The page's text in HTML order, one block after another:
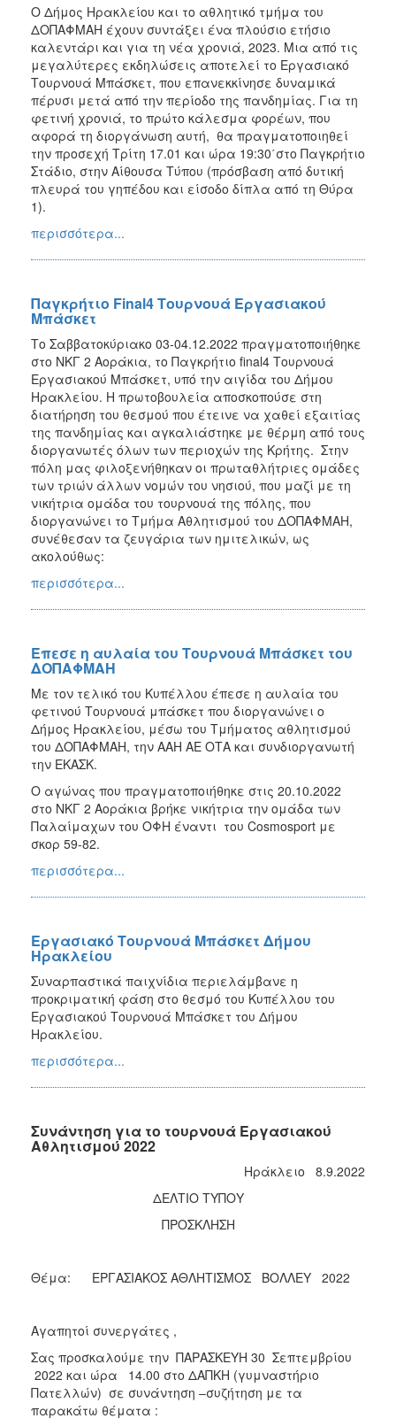
Ο Δήμος Ηρακλείου και το αθλητικό τμήμα του
ΔΟΠΑΦΜΑΗ έχουν συντάξει ένα πλούσιο ετήσιο
καλεντάρι και για τη νέα χρονιά, 2023. Μια από τις
μεγαλύτερες εκδηλώσεις αποτελεί το Εργασιακό
Τουρνουά Μπάσκετ, που επανεκκίνησε δυναμικά
πέρυσι μετά από την περίοδο της πανδημίας. Για τη
φετινή χρονιά, το πρώτο κάλεσμα φορέων, που
αφορά τη διοργάνωση αυτή, θα πραγματοποιηθεί
την προσεχή Τρίτη 17.01 και ώρα 19:30΄στο Παγκρήτιο
Στάδιο, στην Αίθουσα Τύπου (πρόσβαση από δυτική
πλευρά του γηπέδου και είσοδο δίπλα από τη Θύρα
1).
περισσότερα...
Παγκρήτιο Final4 Τουρνουά Εργασιακού
Μπάσκετ
Το Σαββατοκύριακο 03-04.12.2022 πραγματοποιήθηκε
στο ΝΚΓ 2 Αοράκια, το Παγκρήτιο final4 Τουρνουά
Εργασιακού Μπάσκετ, υπό την αιγίδα του Δήμου
Ηρακλείου. Η πρωτοβουλεία αποσκοπούσε στη
διατήρηση του θεσμού που έτεινε να χαθεί εξαιτίας
της πανδημίας και αγκαλιάστηκε με θέρμη από τους
διοργανωτές όλων των περιοχών της Κρήτης. Στην
πόλη μας φιλοξενήθηκαν οι πρωταθλήτριες ομάδες
των τριών άλλων νομών του νησιού, που μαζί με τη
νικήτρια ομάδα του τουρνουά της πόλης, που
διοργανώνει το Τμήμα Αθλητισμού του ΔΟΠΑΦΜΑΗ,
συνέθεσαν τα ζευγάρια των ημιτελικών, ως
ακολούθως:
περισσότερα...
Έπεσε η αυλαία του Τουρνουά Μπάσκετ του
ΔΟΠΑΦΜΑΗ
Με τον τελικό του Κυπέλλου έπεσε η αυλαία του
φετινού Τουρνουά μπάσκετ που διοργανώνει ο
Δήμος Ηρακλείου, μέσω του Τμήματος αθλητισμού
του ΔΟΠΑΦΜΑΗ, την ΑΑΗ ΑΕ ΟΤΑ και συνδιοργανωτή
την ΕΚΑΣΚ.
Ο αγώνας που πραγματοποιήθηκε στις 20.10.2022
στο ΝΚΓ 2 Αοράκια βρήκε νικήτρια την ομάδα των
Παλαίμαχων του ΟΦΗ έναντι του Cosmosport με
σκορ 59-82.
περισσότερα...
Εργασιακό Τουρνουά Μπάσκετ Δήμου
Ηρακλείου
Συναρπαστικά παιχνίδια περιελάμβανε η
προκριματική φάση στο θεσμό του Κυπέλλου του
Εργασιακού Τουρνουά Μπάσκετ του Δήμου
Ηρακλείου.
περισσότερα...
Συνάντηση για το τουρνουά Εργασιακού
Αθλητισμού 2022
Ηράκλειο 8.9.2022
ΔΕΛΤΙΟ ΤΥΠΟΥ
ΠΡΟΣΚΛΗΣΗ
Θέμα: ΕΡΓΑΣΙΑΚΟΣ ΑΘΛΗΤΙΣΜΟΣ ΒΟΛΛΕΥ 2022
Αγαπητοί συνεργάτες ,
Σας προσκαλούμε την ΠΑΡΑΣΚΕΥΗ 30 Σεπτεμβρίου
2022 και ώρα 14.00 στο ΔΑΠΚΗ (γυμναστήριο
Πατελλών) σε συνάντηση –συζήτηση με τα
παρακάτω θέματα :